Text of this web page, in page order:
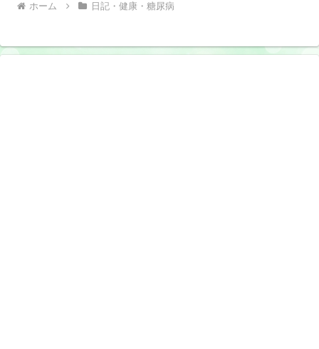
ホーム 日記・健康・糖尿病